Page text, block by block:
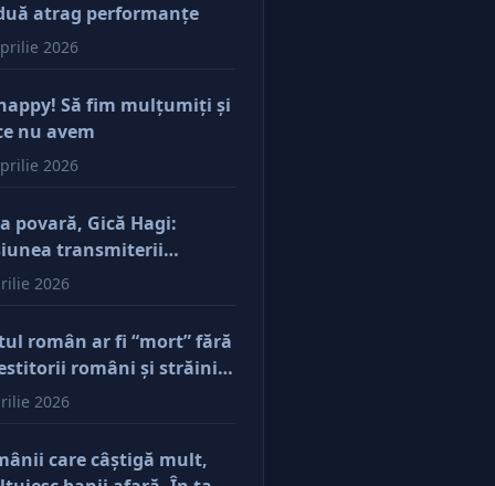
atrag performanţe
2026
Să fim mulţumiţi şi
nu avem
2026
povară, Gică Hagi:
transmiterii
şi a mentalităţii o
vor să-și lase moştenire
2026
român ar fi “mort” fără
români şi străini.
părerea mea, acum e
diferenţa între cine îl
în viaţă şi cine i-a făcut
2026
care câştigă mult,